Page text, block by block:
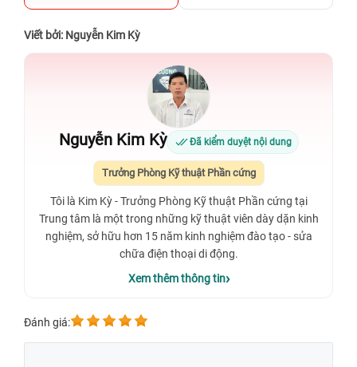
Viết bởi: Nguyễn Kim Kỳ
Nguyễn Kim Kỳ Đã kiểm duyệt nội dung
Trưởng Phòng Kỹ thuật Phần cứng
Tôi là Kim Kỳ - Trưởng Phòng Kỹ thuật Phần cứng tại
Trung tâm là một trong những kỹ thuật viên dày dặn kinh
nghiệm, sở hữu hơn 15 năm kinh nghiệm đào tạo - sửa
chữa điện thoại di động.
Xem thêm thông tin
Đánh giá: